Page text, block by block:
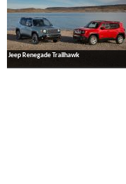
Jeep Renegade Trailhawk